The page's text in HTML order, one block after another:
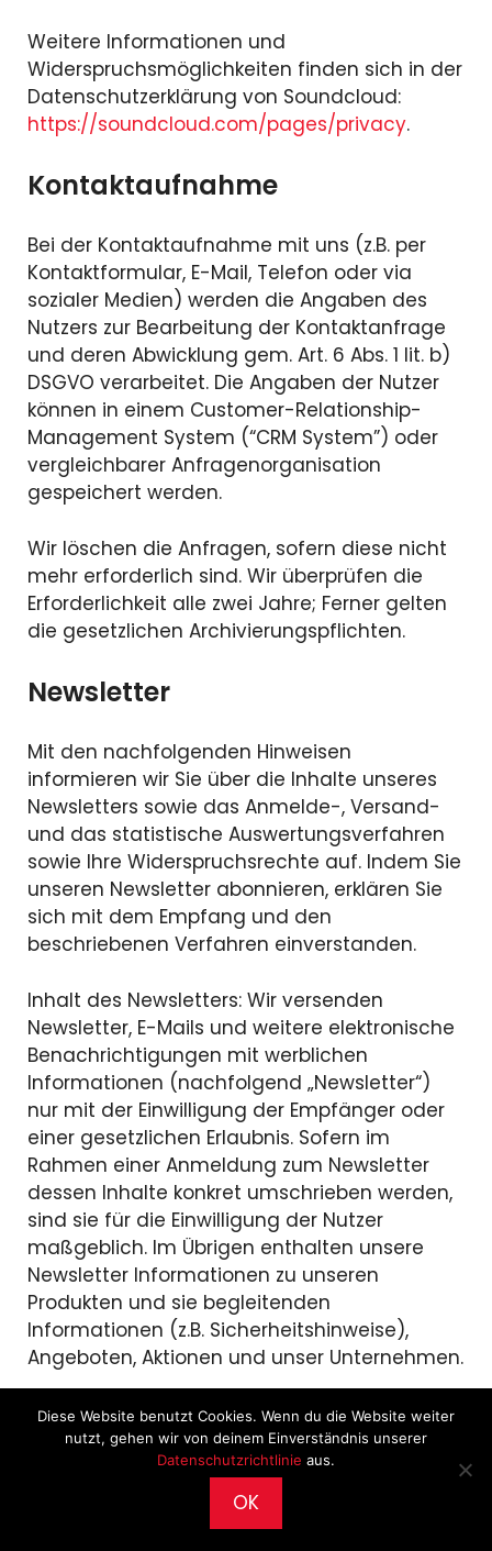
Weitere Informationen und
Widerspruchsmöglichkeiten finden sich in der
Datenschutzerklärung von Soundcloud:
https://soundcloud.com/pages/privacy.
Kontaktaufnahme
Bei der Kontaktaufnahme mit uns (z.B. per
Kontaktformular, E-Mail, Telefon oder via
sozialer Medien) werden die Angaben des
Nutzers zur Bearbeitung der Kontaktanfrage
und deren Abwicklung gem. Art. 6 Abs. 1 lit. b)
DSGVO verarbeitet. Die Angaben der Nutzer
können in einem Customer-Relationship-
Management System (“CRM System”) oder
vergleichbarer Anfragenorganisation
gespeichert werden.
Wir löschen die Anfragen, sofern diese nicht
mehr erforderlich sind. Wir überprüfen die
Erforderlichkeit alle zwei Jahre; Ferner gelten
die gesetzlichen Archivierungspflichten.
Newsletter
Mit den nachfolgenden Hinweisen
informieren wir Sie über die Inhalte unseres
Newsletters sowie das Anmelde-, Versand-
und das statistische Auswertungsverfahren
sowie Ihre Widerspruchsrechte auf. Indem Sie
unseren Newsletter abonnieren, erklären Sie
sich mit dem Empfang und den
beschriebenen Verfahren einverstanden.
Inhalt des Newsletters: Wir versenden
Newsletter, E-Mails und weitere elektronische
Benachrichtigungen mit werblichen
Informationen (nachfolgend „Newsletter“)
nur mit der Einwilligung der Empfänger oder
einer gesetzlichen Erlaubnis. Sofern im
Rahmen einer Anmeldung zum Newsletter
dessen Inhalte konkret umschrieben werden,
sind sie für die Einwilligung der Nutzer
maßgeblich. Im Übrigen enthalten unsere
Newsletter Informationen zu unseren
Produkten und sie begleitenden
Informationen (z.B. Sicherheitshinweise),
Angeboten, Aktionen und unser Unternehmen.
Double-Opt-In und Protokollierung: Die
Anmeldung zu unserem Newsletter erfolgt in
einem sog. Double-Opt-In-Verfahren. D.h. Sie
erhalten nach der Anmeldung eine E-Mail, in
der Sie um die Bestätigung Ihrer Anmeldung
2026 © CultureWorks •Impressum
Datenschutz
Diese Website benutzt Cookies. Wenn du die Website weiter
nutzt, gehen wir von deinem Einverständnis unserer
Datenschutzrichtlinie aus.
OK